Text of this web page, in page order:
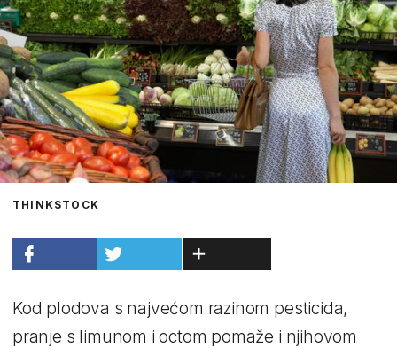
THINKSTOCK
Kod plodova s najvećom razinom pesticida,
pranje s limunom i octom pomaže i njihovom